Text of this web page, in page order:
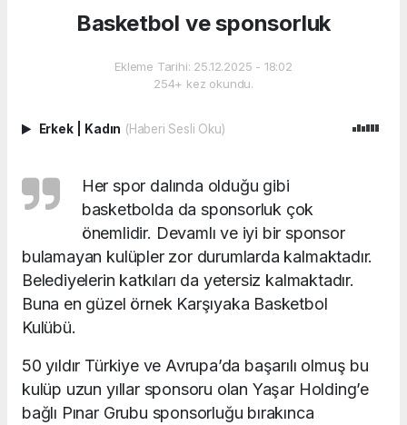
Basketbol ve sponsorluk
Ekleme Tarihi: 25.12.2025 - 18:02
254+ kez okundu.
Erkek Kadın (Haberi Sesli Oku)
Her spor dalında olduğu gibi
basketbolda da sponsorluk çok
önemlidir. Devamlı ve iyi bir sponsor
bulamayan kulüpler zor durumlarda kalmaktadır.
Belediyelerin katkıları da yetersiz kalmaktadır.
Buna en güzel örnek Karşıyaka Basketbol
Kulübü.
50 yıldır Türkiye ve Avrupa’da başarılı olmuş bu
kulüp uzun yıllar sponsoru olan Yaşar Holding’e
bağlı Pınar Grubu sponsorluğu bırakınca